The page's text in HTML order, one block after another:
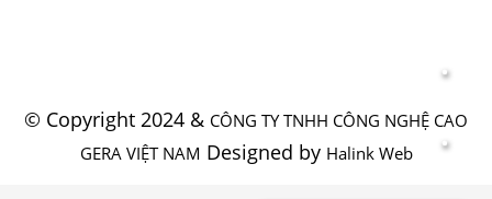
© Copyright 2024 & CÔNG TY TNHH CÔNG NGHỆ CAO
GERA VIỆT NAM Designed by Halink Web